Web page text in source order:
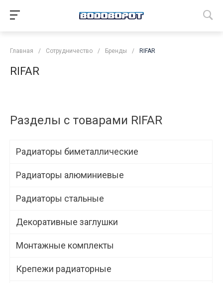
Главная / Сотрудничество / Бренды / RIFAR
RIFAR
Разделы с товарами RIFAR
Радиаторы биметаллические
Радиаторы алюминиевые
Радиаторы стальные
Декоративные заглушки
Монтажные комплекты
Крепежи радиаторные